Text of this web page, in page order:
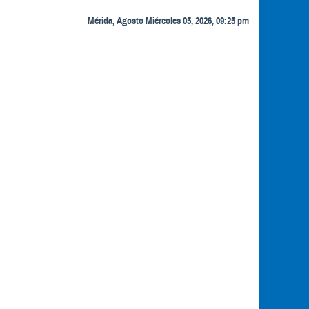
Mérida, Agosto Miércoles 05, 2026, 09:25 pm